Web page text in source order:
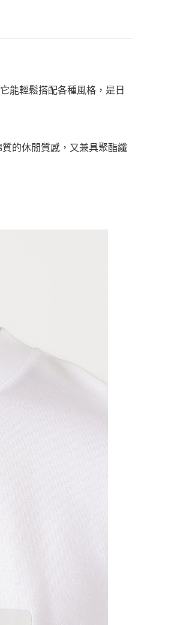
能輕鬆搭配各種風格，是日
的休閒質感，又兼具聚酯纖